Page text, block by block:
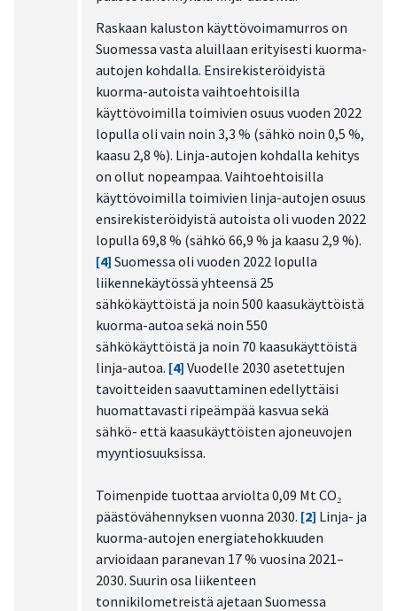
Raskaan kaluston käyttövoimamurros on
Suomessa vasta aluillaan erityisesti kuorma-
autojen kohdalla. Ensirekisteröidyistä
kuorma-autoista vaihtoehtoisilla
käyttövoimilla toimivien osuus vuoden 2022
lopulla oli vain noin 3,3 % (sähkö noin 0,5 %,
kaasu 2,8 %). Linja-autojen kohdalla kehitys
on ollut nopeampaa. Vaihtoehtoisilla
käyttövoimilla toimivien linja-autojen osuus
ensirekisteröidyistä autoista oli vuoden 2022
lopulla 69,8 % (sähkö 66,9 % ja kaasu 2,9 %).
[4] Suomessa oli vuoden 2022 lopulla
liikennekäytössä yhteensä 25
sähkökäyttöistä ja noin 500 kaasukäyttöistä
kuorma-autoa sekä noin 550
sähkökäyttöistä ja noin 70 kaasukäyttöistä
linja-autoa. [4] Vuodelle 2030 asetettujen
tavoitteiden saavuttaminen edellyttäisi
huomattavasti ripeämpää kasvua sekä
sähkö- että kaasukäyttöisten ajoneuvojen
myyntiosuuksissa.
Toimenpide tuottaa arviolta 0,09 Mt CO₂
päästövähennyksen vuonna 2030. [2] Linja- ja
kuorma-autojen energiatehokkuuden
arvioidaan paranevan 17 % vuosina 2021–
2030. Suurin osa liikenteen
tonnikilometreistä ajetaan Suomessa